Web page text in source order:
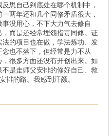
反思自己到底处在哪个机制中，
一两年还和几个同修矛盾很大，
事没用心，不下大力气去修自
，而是还经常埋怨指责同修。证
法的项目也在做，学法炼功、发
念也不落下，但经常是力不从
，很多方面还没有开创出来。如
不是走师父安排的修好自己、救
排的路。我感到汗颜。